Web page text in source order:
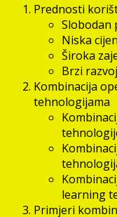
Prednosti
Slobodan
Niska
Široka
Brzi
Kombinacija
tehnologijama
learning
Primjeri